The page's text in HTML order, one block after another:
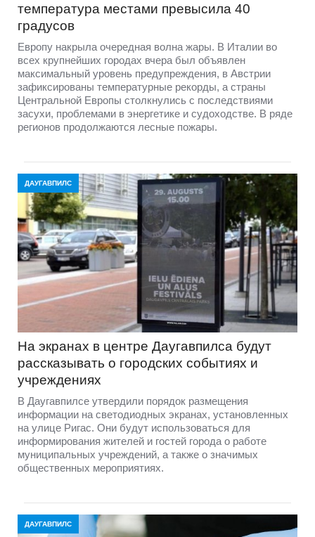
температура местами превысила 40
градусов
Европу накрыла очередная волна жары. В Италии во
всех крупнейших городах вчера был объявлен
максимальный уровень предупреждения, в Австрии
зафиксированы температурные рекорды, а страны
Центральной Европы столкнулись с последствиями
засухи, проблемами в энергетике и судоходстве. В ряде
регионов продолжаются лесные пожары.
ДАУГАВПИЛС
На экранах в центре Даугавпилса будут
рассказывать о городских событиях и
учреждениях
В Даугавпилсе утвердили порядок размещения
информации на светодиодных экранах, установленных
на улице Ригас. Они будут использоваться для
информирования жителей и гостей города о работе
муниципальных учреждений, а также о значимых
общественных мероприятиях.
ДАУГАВПИЛС